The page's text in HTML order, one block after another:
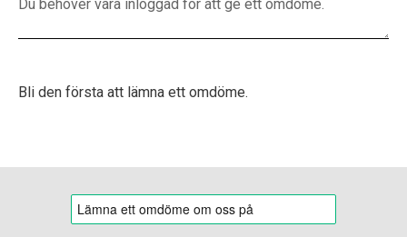
Bli den första att lämna ett omdöme.